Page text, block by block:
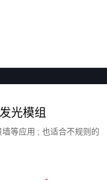
光模组
等应用 ; 也适合不规则的